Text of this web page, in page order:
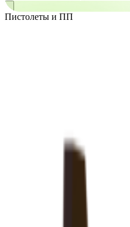
Поиск
Пистолеты и ПП